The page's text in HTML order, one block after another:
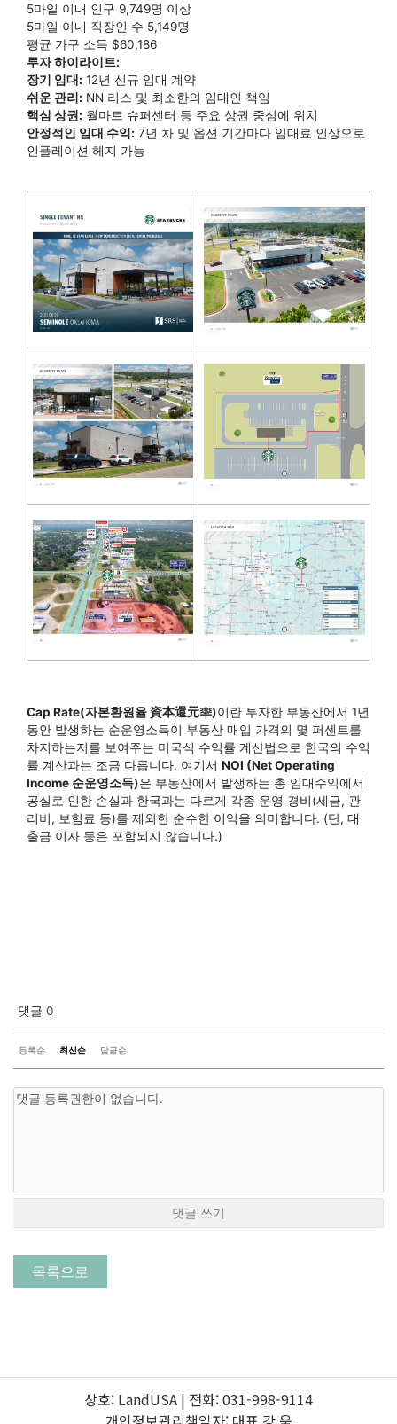
5마일 이내 인구 9,749명 이상
5마일 이내 직장인 수 5,149명
평균 가구 소득 $60,186
투자 하이라이트:
장기 임대: 12년 신규 임대 계약
쉬운 관리: NN 리스 및 최소한의 임대인 책임
핵심 상권: 월마트 슈퍼센터 등 주요 상권 중심에 위치
안정적인 임대 수익: 7년 차 및 옵션 기간마다 임대료 인상으로
인플레이션 헤지 가능
Cap Rate(자본환원율 資本還元率)이란 투자한 부동산에서 1년
동안 발생하는 순운영소득이 부동산 매입 가격의 몇 퍼센트를
차지하는지를 보여주는 미국식 수익률 계산법으로 한국의 수익
률 계산과는 조금 다릅니다. 여기서 NOI (Net Operating
Income 순운영소득)은 부동산에서 발생하는 총 임대수익에서
공실로 인한 손실과 한국과는 다르게 각종 운영 경비(세금, 관
리비, 보험료 등)를 제외한 순수한 이익을 의미합니다. (단, 대
출금 이자 등은 포함되지 않습니다.)
댓글 0
등록순 최신순 답글순
댓글 쓰기
목록으로
상호: LandUSA | 전화: 031-998-9114